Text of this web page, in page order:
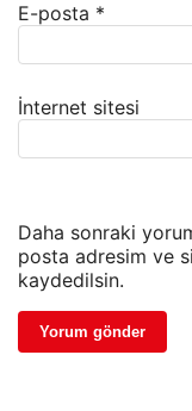
E-posta *
İnternet sitesi
Daha sonraki
posta adresim ve
kaydedilsin.